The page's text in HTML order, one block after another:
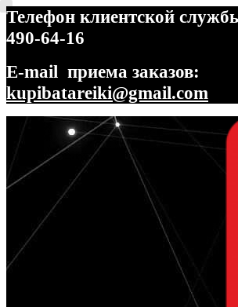
Телефон клиентской
490-64-16
E-mail приема заказов:
kupibatareiki@gmail.com
Перейти
навигации
Перейти
содержимому